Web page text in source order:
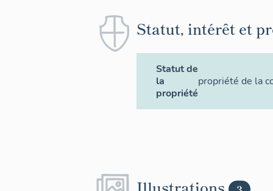
Statut, intérêt et
Statut de
la
propriété
propriété de la